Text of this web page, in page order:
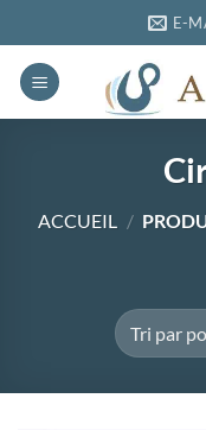
au
contenu
E-
ACCUEIL /